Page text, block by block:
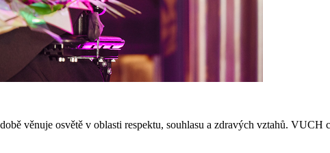
věnuje osvětě v oblasti respektu, souhlasu a zdravých vztahů.